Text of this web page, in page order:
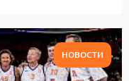
НОВОСТИ